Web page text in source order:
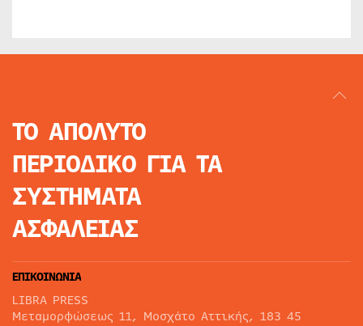
ΤΟ ΑΠΟΛΥΤΟ
ΠΕΡΙΟΔΙΚΟ ΓΙΑ ΤΑ
ΣΥΣΤΗΜΑΤΑ
ΑΣΦΑΛΕΙΑΣ
ΕΠΙΚΟΙΝΩΝΙΑ
LIBRA PRESS
Μεταμορφώσεως 11, Μοσχάτο Αττικής, 183 45